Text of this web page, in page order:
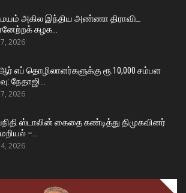
அகில இந்திய அண்ணா திராவிட
கழக…
2026
எப் தொழிலாளர்களுக்கு ரூ.10,000 சம்பள
நேதாஜி…
2026
ஸ்டாலின் கைதை கண்டித்து திமுகவினர்
–…
2026